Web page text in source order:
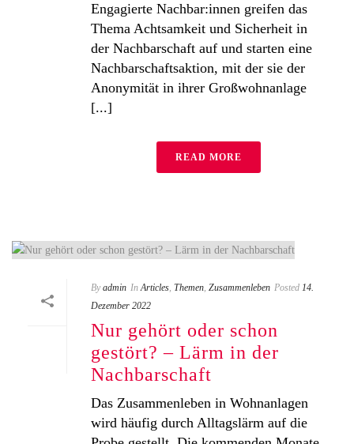
Engagierte Nachbar:innen greifen das
Thema Achtsamkeit und Sicherheit in
der Nachbarschaft auf und starten eine
Nachbarschaftsaktion, mit der sie der
Anonymität in ihrer Großwohnanlage
[...]
READ MORE
By admin In Articles, Themen, Zusammenleben Posted 14.
Dezember 2022
Nur gehört oder schon
gestört? – Lärm in der
Nachbarschaft
Das Zusammenleben in Wohnanlagen
wird häufig durch Alltagslärm auf die